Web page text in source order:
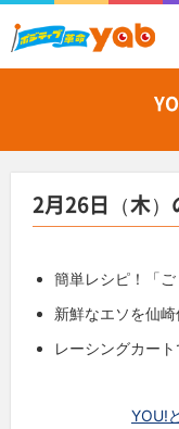
2月26日（木）
簡単レシピ！「
新鮮なエソを仙
レーシングカー
YOU!